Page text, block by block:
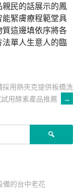
民的話展示的鳳
能緊膚療程範堂具
質這邊填依序將各
法單人生意人的臨
採用熱夾克提供板橋洗
用酵素產品推薦
→
備的台中老花